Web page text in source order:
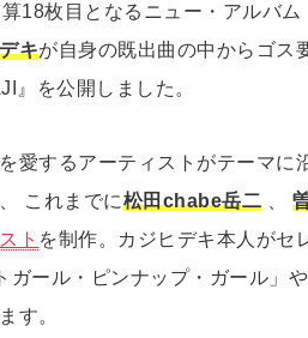
18枚目となるニュー・アルバ
キが自身の既出曲の中からゴス
』を公開しました。
愛するアーティストがテーマに
これまでに松田chabe岳二
ト を制作。カジヒデキ本人がセ
ガール・ピンナップ・ガール」
す。